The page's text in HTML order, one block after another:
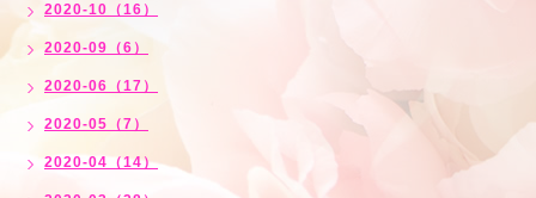
2020-10（16）
2020-09（6）
2020-06（17）
2020-05（7）
2020-04（14）